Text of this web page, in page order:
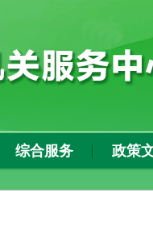
综合服务 政策